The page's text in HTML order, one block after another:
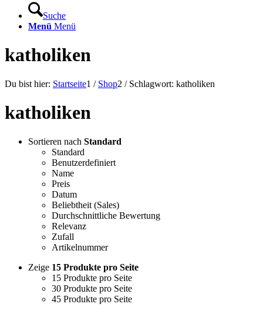
Suche
Menü Menü
katholiken
Du bist hier: Startseite1 / Shop2 / Schlagwort: katholiken
katholiken
Sortieren nach Standard
Standard
Benutzerdefiniert
Name
Preis
Datum
Beliebtheit (Sales)
Durchschnittliche Bewertung
Relevanz
Zufall
Artikelnummer
Zeige 15 Produkte pro Seite
15 Produkte pro Seite
30 Produkte pro Seite
45 Produkte pro Seite